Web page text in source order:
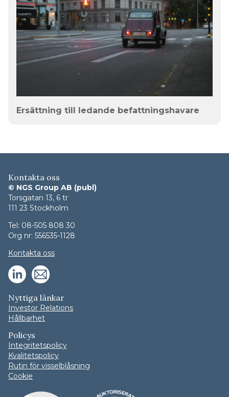
Ersättning till ledande befattningshavare
Kontakta oss
© NGS Group AB (publ)
Torsgatan 13, 6 tr
111 23 Stockholm
Tel: 08-505 808 30
Org nr: 556535-1128
Kontakta oss
Nyttiga länkar
Investor Relations
Hållbarhet
Policys
Integritetspolicy
Kvalitetspolicy
Rutin för visselblåsning
Cookie